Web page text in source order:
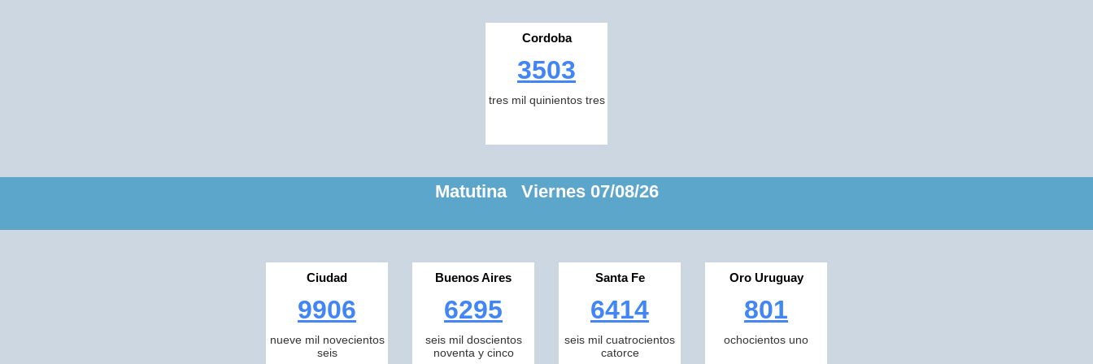
Cordoba
3503
tres mil quinientos tres
Matutina Viernes 07/08/26
Ciudad
9906
nueve mil novecientos
seis
Buenos Aires
6295
seis mil doscientos
noventa y cinco
Santa Fe
6414
seis mil cuatrocientos
catorce
Oro Uruguay
801
ochocientos uno